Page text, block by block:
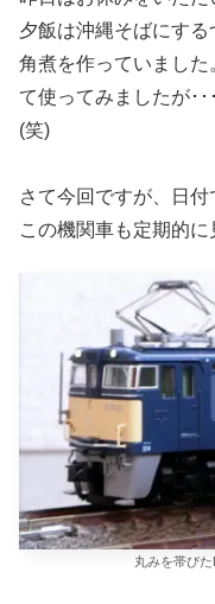
夕飯は沖縄そばにす
角煮を作っていまし
て使ってみましたが･
(笑)
さて今回ですが、日付
この機関車も定期的に
丸みを帯び